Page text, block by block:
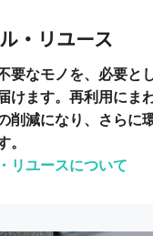
・リユース
要なモノを、必要と
けます。再利用にま
削減になり、さらに
。
リユースについて